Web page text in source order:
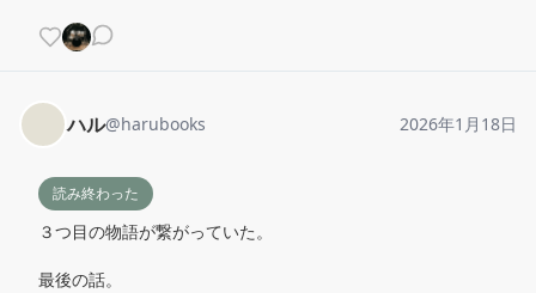
ハル@harubooks 2026年1月18日
読み終わった
３つ目の物語が繋がっていた。
最後の話。